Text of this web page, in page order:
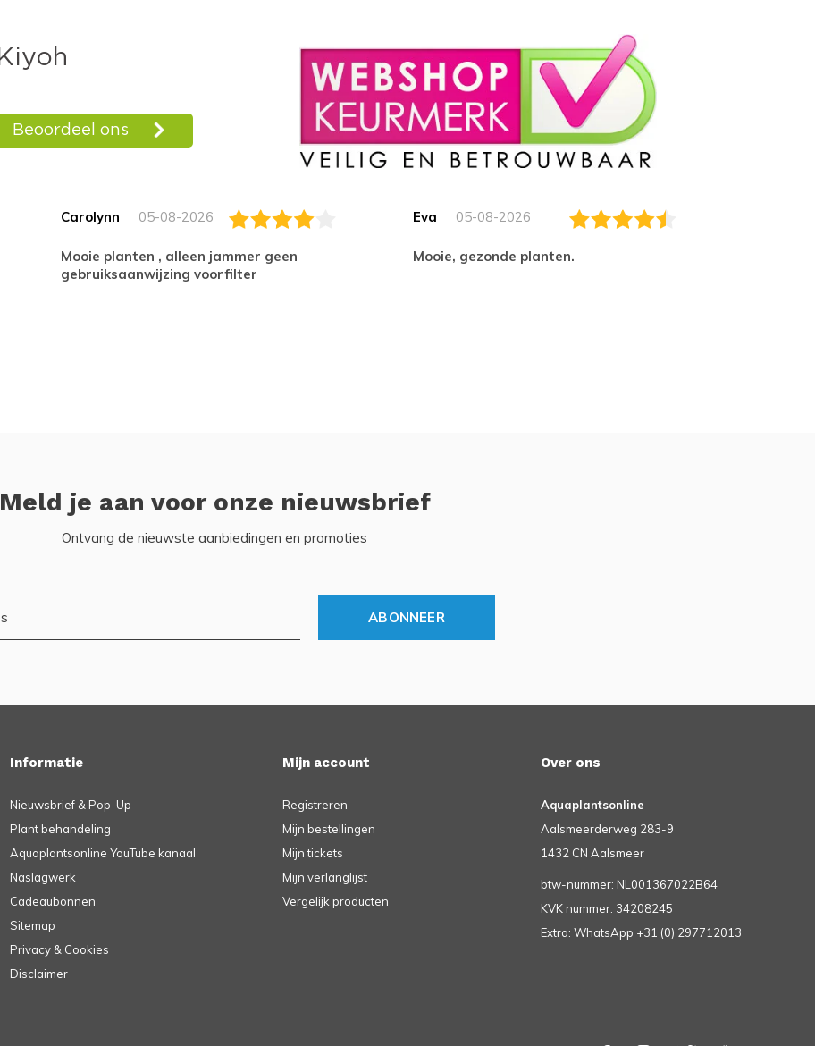
Carolynn 05-08-2026
Mooie planten , alleen jammer geen
gebruiksaanwijzing voorfilter
Eva 05-08-2026
Mooie, gezonde planten.
Meld je aan voor onze nieuwsbrief
Ontvang de nieuwste aanbiedingen en promoties
ABONNEER
Informatie
Nieuwsbrief & Pop-Up
Plant behandeling
Aquaplantsonline YouTube kanaal
Naslagwerk
Cadeaubonnen
Sitemap
Privacy & Cookies
Disclaimer
Mijn account
Registreren
Mijn bestellingen
Mijn tickets
Mijn verlanglijst
Vergelijk producten
Over ons
Aquaplantsonline
Aalsmeerderweg 283-9
1432 CN Aalsmeer
btw-nummer: NL001367022B64
KVK nummer: 34208245
Extra: WhatsApp +31 (0) 297712013